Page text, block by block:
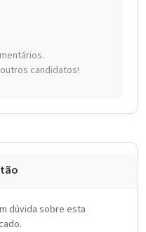
candidatos!
dúvida sobre esta